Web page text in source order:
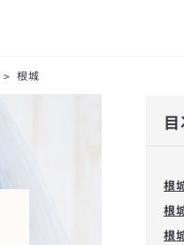
> 根城
根
根
根